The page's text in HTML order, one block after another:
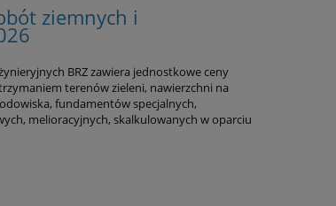
ziemnych i
BRZ zawiera jednostkowe ceny
terenów zieleni, nawierzchni na
fundamentów specjalnych,
melioracyjnych, skalkulowanych w oparciu